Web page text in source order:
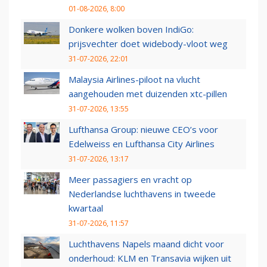
01-08-2026, 8:00
Donkere wolken boven IndiGo:
prijsvechter doet widebody-vloot weg
31-07-2026, 22:01
Malaysia Airlines-piloot na vlucht
aangehouden met duizenden xtc-pillen
31-07-2026, 13:55
Lufthansa Group: nieuwe CEO’s voor
Edelweiss en Lufthansa City Airlines
31-07-2026, 13:17
Meer passagiers en vracht op
Nederlandse luchthavens in tweede
kwartaal
31-07-2026, 11:57
Luchthavens Napels maand dicht voor
onderhoud: KLM en Transavia wijken uit